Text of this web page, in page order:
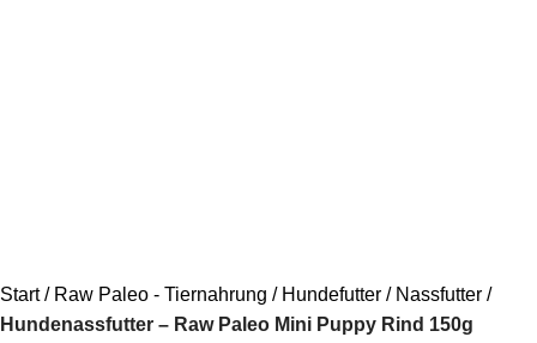
Start Raw Paleo - Tiernahrung Hundefutter
Nassfutter
Hundenassfutter – Raw Paleo Mini Puppy Rind 150g